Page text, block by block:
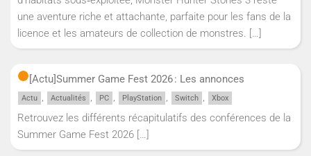
une aventure riche et attachante, parfaite pour les fans de la
licence et les amateurs de collection de monstres. […]
[Actu]Summer Game Fest 2026 : Les annonces
Actu , Actualités , PC , PlayStation , Switch , Xbox
Retrouvez les différents récapitulatifs des conférences de la
Summer Game Fest 2026 […]